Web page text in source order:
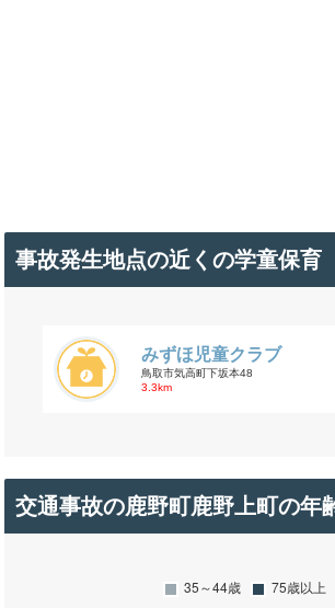
事故発生地点の近くの学童保育
みずほ児童クラブ
鳥取市気高町下坂本48
3.3km
交通事故の鹿野町鹿野上町の年